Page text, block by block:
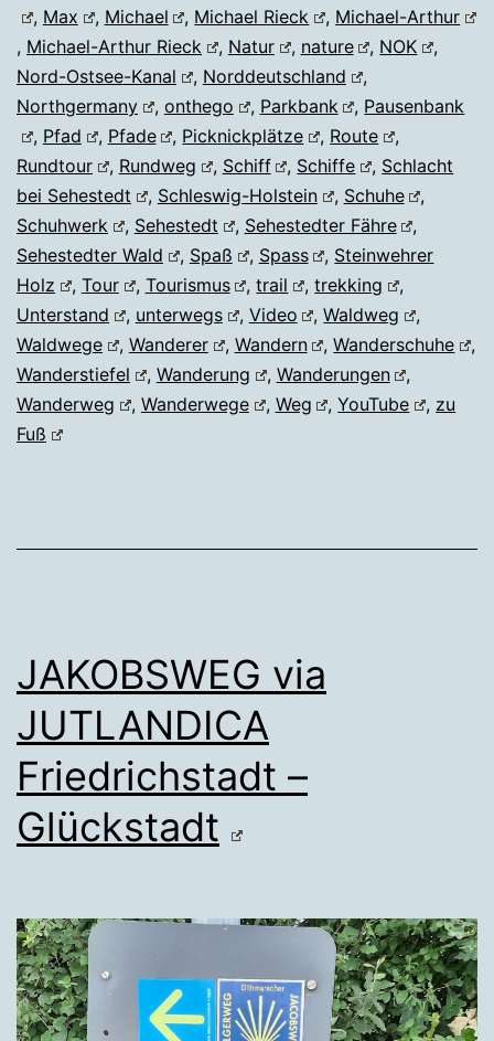
, Max , Michael , Michael Rieck , Michael-Arthur
, Michael-Arthur Rieck , Natur , nature , NOK
,
Nord-Ostsee-Kanal
, Norddeutschland
,
Northgermany
, onthego , Parkbank , Pausenbank
, Pfad , Pfade , Picknickplätze , Route
,
Rundtour
, Rundweg , Schiff , Schiffe , Schlacht
bei Sehestedt
, Schleswig-Holstein , Schuhe
,
Schuhwerk
, Sehestedt , Sehestedter Fähre
,
Sehestedter Wald
, Spaß , Spass , Steinwehrer
Holz
, Tour , Tourismus ,trail ,trekking
,
Unterstand
, unterwegs , Video ,Waldweg
,
Waldwege
, Wanderer , Wandern ,Wanderschuhe
,
Wanderstiefel
, Wanderung , Wanderungen
,
Wanderweg
, Wanderwege , Weg ,YouTube , zu
Fuß
JAKOBSWEG via
JUTLANDICA
Friedrichstadt –
Glückstadt